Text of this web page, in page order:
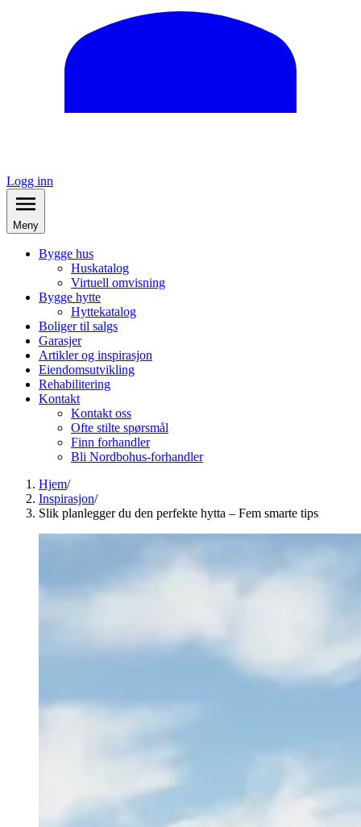
Logg inn
Meny
Bygge hus
Huskatalog
Virtuell omvisning
Bygge hytte
Hyttekatalog
Boliger til salgs
Garasjer
Artikler og inspirasjon
Eiendomsutvikling
Rehabilitering
Kontakt
Kontakt oss
Ofte stilte spørsmål
Finn forhandler
Bli Nordbohus-forhandler
Hjem/
Inspirasjon/
Slik planlegger du den perfekte hytta – Fem smarte tips